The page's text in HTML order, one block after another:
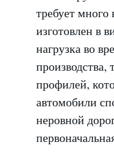
требует
изготовлен в
нагрузка во
профилей,
автомобили
неровной